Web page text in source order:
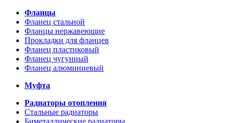
Фланцы
Фланец стальной
Фланцы нержавеющие
Прокладки для фланцев
Фланец пластиковый
Фланец чугунный
Фланец алюминиевый
Муфта
Радиаторы отопления
Стальные радиаторы
Биметаллические радиаторы